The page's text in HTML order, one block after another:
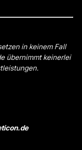
in keinem Fall
übernimmt keinerlei